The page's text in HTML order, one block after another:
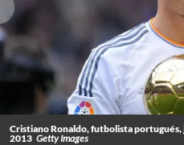
Cristiano Ronaldo, futbolista portugués,
2013 Getty Images